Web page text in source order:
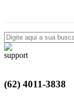
(62) 4011-3838